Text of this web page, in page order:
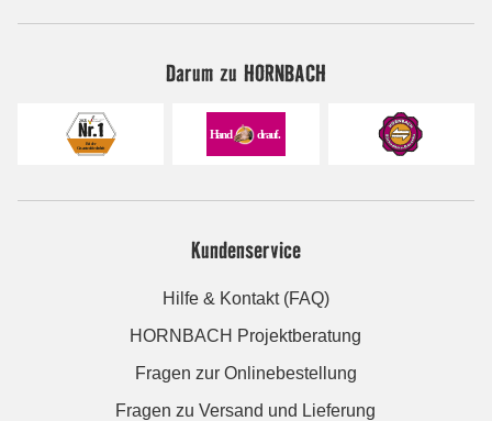
Darum zu HORNBACH
Kundenservice
Hilfe & Kontakt (FAQ)
HORNBACH Projektberatung
Fragen zur Onlinebestellung
Fragen zu Versand und Lieferung